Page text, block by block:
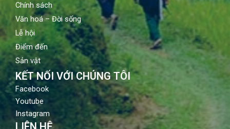
Chính sách
Văn hoá – Đời sống
Lễ hội
Điểm đến
Sản vật
KẾT NỐI VỚI CHÚNG TÔI
Facebook
Youtube
Instagram
LIÊN HỆ